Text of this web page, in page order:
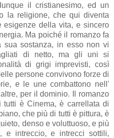
il cristianesimo, ed un
la religione, che qui diventa
esigenze della vita, e sincero
Ma poiché il romanzo fa
sostanza, in esso non vi
di netto, ma gli uni si
di grigi imprevisti, così
persone convivono forze di
e le une combattono nell'
per il dominio. Il romanzo
è Cinema, è carrellata di
che più di tutti è pittura, è
denso e voluttuoso, e più
e intreccio, e intrecci sottili,